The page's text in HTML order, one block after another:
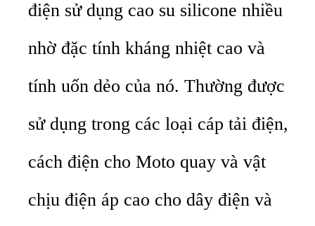
điện sử dụng cao su silicone nhiều
nhờ đặc tính kháng nhiệt cao và
tính uốn dẻo của nó. Thường được
sử dụng trong các loại cáp tải điện,
cách điện cho Moto quay và vật
chịu điện áp cao cho dây điện và